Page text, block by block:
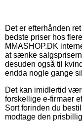
Det er efterhånden
bedste priser hos
MMASHOP.DK
at sænke
desuden også til
endda nogle gange
Det kan imidlertid
forskellige e-firmaer
Sort forinden du
modtage den